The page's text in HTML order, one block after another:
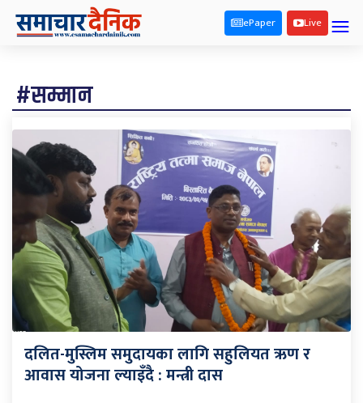
ePaper Live
#सम्मान
दलित-मुस्लिम समुदायका लागि सहुलियत ऋण र
आवास योजना ल्याइँदै : मन्त्री दास